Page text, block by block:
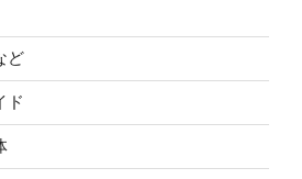
ど
ド